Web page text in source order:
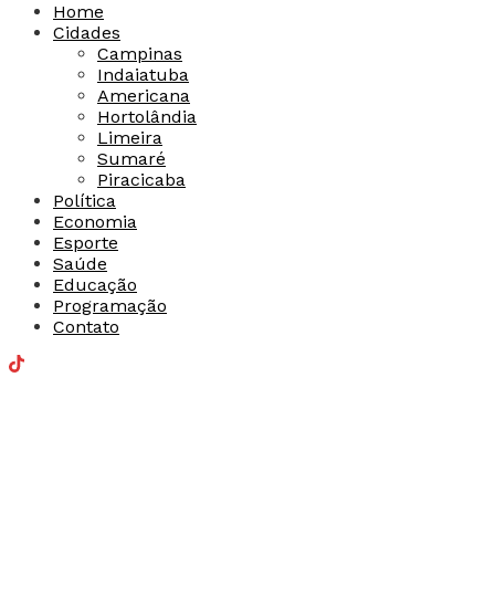
Home
Cidades
Campinas
Indaiatuba
Americana
Hortolândia
Limeira
Sumaré
Piracicaba
Política
Economia
Esporte
Saúde
Educação
Programação
Contato